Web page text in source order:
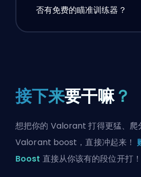
否有免费的瞄准训练器？
接下来要干嘛？
想把你的 Valorant 打得更猛、爬
Valorant boost，直接冲起来！
Boost 直接从你该有的段位开打！